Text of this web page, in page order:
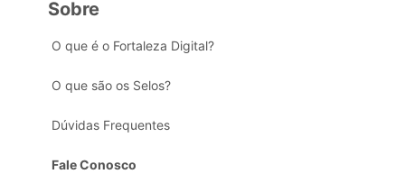
Sobre
O que é o Fortaleza Digital?
O que são os Selos?
Dúvidas Frequentes
Fale Conosco